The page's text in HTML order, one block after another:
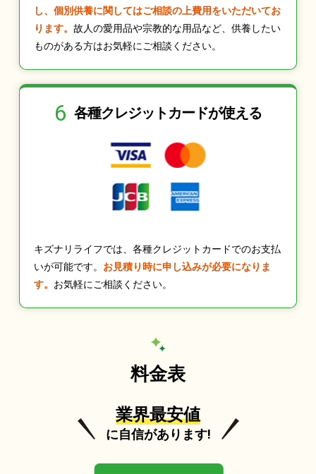
し、個別供養に関してはご相談の上費用をいただいてお
ります。 故人の愛用品や宗教的な用品など、供養したい
ものがある方はお気軽にご相談ください。
6 各種クレジットカードが使える
キズナリライフでは、各種クレジットカードでのお支払
いが可能です。 お見積り時に申し込みが必要になりま
す。 お気軽にご相談ください。
料金表
業界最安値
に自信があります!